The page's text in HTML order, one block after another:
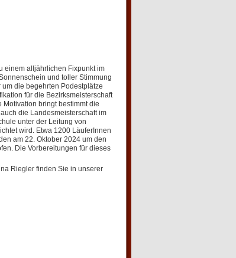
einem alljährlichen Fixpunkt im
und toller Stimmung
die begehrten Podestplätze
für die Bezirksmeisterschaft
bringt bestimmt die
die Landesmeisterschaft im
unter der Leitung von
wird. Etwa 1200 LäuferInnen
am 22. Oktober 2024 um den
Die Vorbereitungen für dieses
Riegler finden Sie in unserer